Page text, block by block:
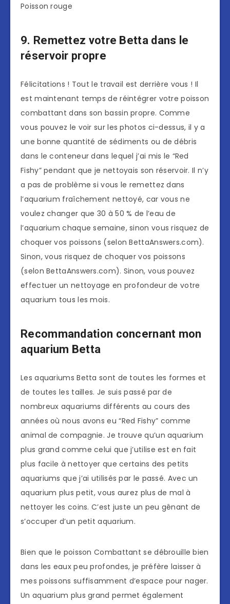
Poisson rouge
9. Remettez votre Betta dans le
réservoir propre
Félicitations ! Tout le travail est derrière vous ! Il
est maintenant temps de réintégrer votre poisson
combattant dans son bassin propre. Comme
vous pouvez le voir sur les photos ci-dessus, il y a
une bonne quantité de sédiments ou de débris
dans le conteneur dans lequel j’ai mis le “Red
Fishy” pendant que je nettoyais son réservoir. Il n’y
a pas de problème si vous le remettez dans
l’aquarium fraîchement nettoyé, car vous ne
voulez changer que 30 à 50 % de l’eau de
l’aquarium chaque semaine, sinon vous risquez de
choquer vos poissons (selon BettaAnswers.com).
Sinon, vous risquez de choquer vos poissons
(selon BettaAnswers.com). Sinon, vous pouvez
effectuer un nettoyage en profondeur de votre
aquarium tous les mois.
Recommandation concernant mon
aquarium Betta
Les aquariums Betta sont de toutes les formes et
de toutes les tailles. Je suis passé par de
nombreux aquariums différents au cours des
années où nous avons eu “Red Fishy” comme
animal de compagnie. Je trouve qu’un aquarium
plus grand comme celui que j’utilise est en fait
plus facile à nettoyer que certains des petits
aquariums que j’ai utilisés par le passé. Avec un
aquarium plus petit, vous aurez plus de mal à
nettoyer les coins. C’est juste un peu gênant de
s’occuper d’un petit aquarium.
Bien que le poisson Combattant se débrouille bien
dans les eaux peu profondes, je préfère laisser à
mes poissons suffisamment d’espace pour nager.
Un aquarium plus grand permet également